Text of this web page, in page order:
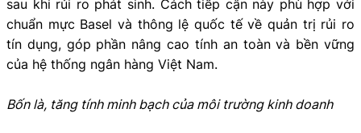
sau khi rủi ro phát sinh. Cách tiếp cận này phù hợp với
chuẩn mực Basel và thông lệ quốc tế về quản trị rủi ro
tín dụng, góp phần nâng cao tính an toàn và bền vững
của hệ thống ngân hàng Việt Nam.
Bốn là, tăng tính minh bạch của môi trường kinh doanh